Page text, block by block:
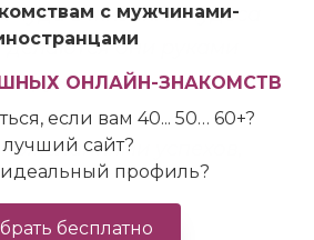
чуда в жизни. И чудеса
делаются они руками
руками.
успехов,
с мужчинами-
ОНЛАЙН-ЗНАКОМСТВ
если вам 40... 50… 60+?
сайт?
идеальный профиль?
бесплатно